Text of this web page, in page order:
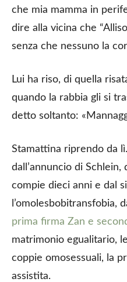
che mia mamma in
dire alla vicina che
senza che nessuno la
Lui ha riso, di quella
quando la rabbia gli si
detto soltanto:
Stamattina riprendo da
dall’annuncio di Schlein,
compie dieci anni e dal
l’omolesbobitransfobia,
prima firma Zan e
matrimonio egualitario,
coppie omosessuali, la
assistita.